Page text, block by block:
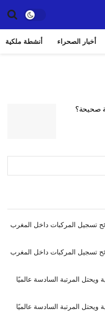
أخبار الصحراء أنشطة ملكية
صحيحة؟
تسجيل المركبات داخل المغرب
تسجيل المركبات داخل المغرب
ويحتل المرتبة السادسة عالميًا
ويحتل المرتبة السادسة عالميًا